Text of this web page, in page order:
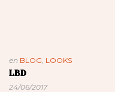
en BLOG LOOKS
LBD
24/06/2017